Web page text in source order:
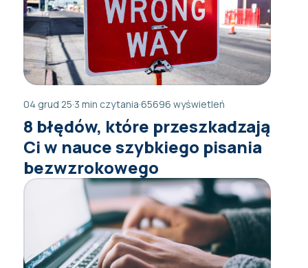
04 grud 25·3 min czytania·65696 wyświetleń
8 błędów, które przeszkadzają
Ci w nauce szybkiego pisania
bezwzrokowego